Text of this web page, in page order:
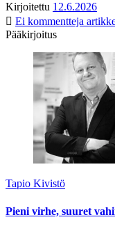
Kirjoitettu 12.6.2026
Ei kommentteja
Pääkirjoitus
Tapio Kivistö
Pieni virhe, suuret